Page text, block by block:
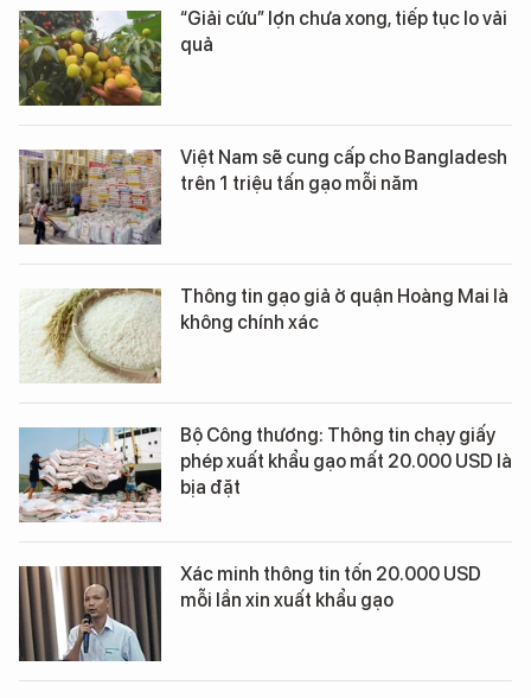
“Giải cứu” lợn chưa xong, tiếp tục lo vải
quả
Việt Nam sẽ cung cấp cho Bangladesh
trên 1 triệu tấn gạo mỗi năm
Thông tin gạo giả ở quận Hoàng Mai là
không chính xác
Bộ Công thương: Thông tin chạy giấy
phép xuất khẩu gạo mất 20.000 USD là
bịa đặt
Xác minh thông tin tốn 20.000 USD
mỗi lần xin xuất khẩu gạo